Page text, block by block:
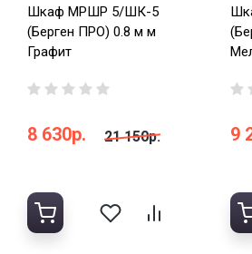
Шкаф МРШР 5/ШК-5
(Берген ПРО) 0.8 м м
Графит
8 630р. 21 150р. 9